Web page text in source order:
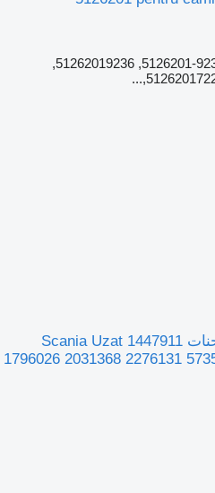
5126201-7236, 51262017236, 5126201-9236, 51262019236,
مشغل محرك كهربائي لـ الشاحنات Scania Uzat 1447911
1796026 2031368 2276131